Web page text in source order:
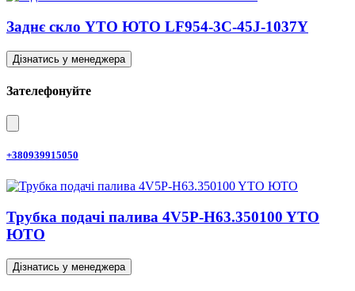
Заднє скло YTO ЮТО LF954-3C-45J-1037Y
Дізнатись у менеджера
Зателефонуйте
+380939915050
Трубка подачі палива 4V5P-H63.350100 YTO
ЮТО
Дізнатись у менеджера